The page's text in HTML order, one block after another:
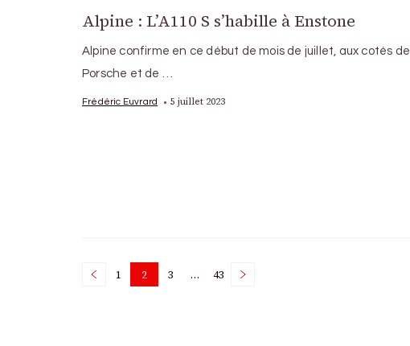
Alpine : L’A110 S s’habille à Enstone
Alpine confirme en ce début de mois de juillet, aux cotés de
Porsche et de …
Frédéric Euvrard 5 juillet 2023
Posts
Page
1 Page
2 Page
3 … Page
43